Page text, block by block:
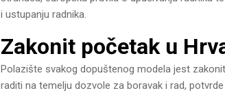
i ustupanju radnika.
Zakonit početak u
Polazište svakog dopuštenog modela jest
raditi na temelju dozvole za boravak i rad,